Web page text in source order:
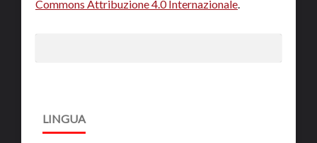
Commons Attribuzione 4.0 Internazionale.
LINGUA